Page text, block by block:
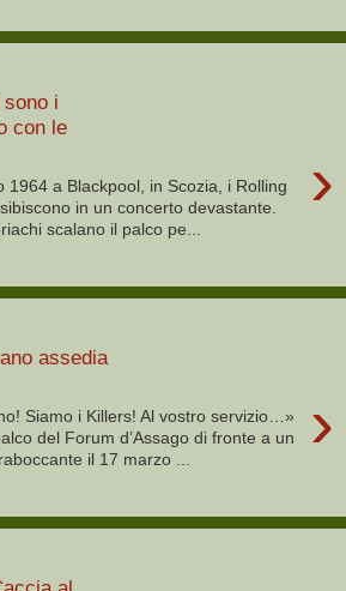
i
con le
›
1964 a Blackpool, in Scozia, i Rolling
in un concerto devastante.
scalano il palco pe...
assedia
›
Siamo i Killers! Al vostro servizio…»
del Forum d’Assago di fronte a un
il 17 marzo ...